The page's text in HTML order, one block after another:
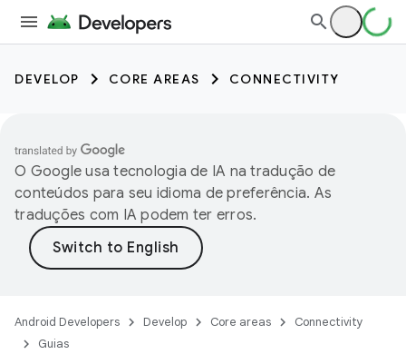
DEVELOP CORE AREAS CONNECTIVITY
O Google usa tecnologia de IA na tradução de
conteúdos para seu idioma de preferência. As
traduções com IA podem ter erros.
Android Developers Develop Core areas
Connectivity
Guias